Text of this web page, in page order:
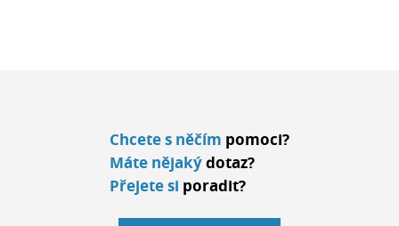
Chcete s něčím pomoci?
Máte nějakýdotaz?
Přejete si poradit?